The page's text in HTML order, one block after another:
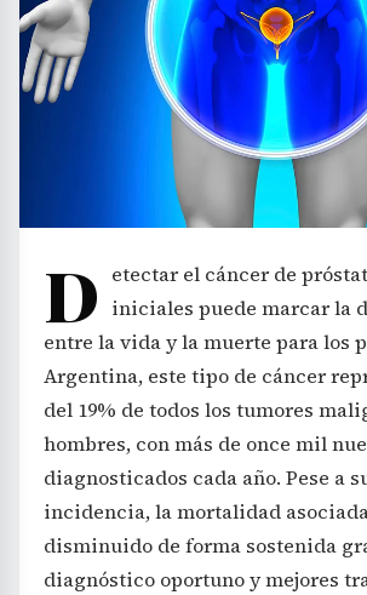
D etectar el cáncer de
iniciales puede marcar la
entre la vida y la muerte para los
Argentina, este tipo de cáncer
del 19% de todos los tumores
hombres, con más de once mil
diagnosticados cada año. Pese a
incidencia, la mortalidad
disminuido de forma sostenida
diagnóstico oportuno y mejores